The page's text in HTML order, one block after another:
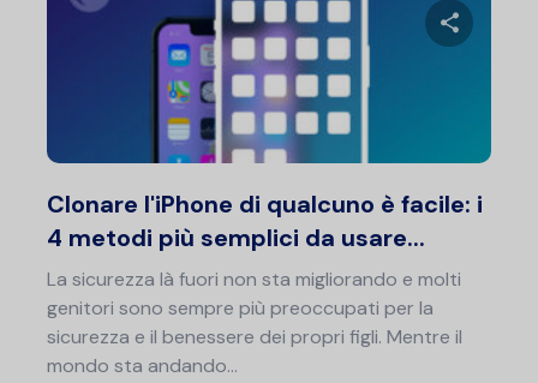
Clonare l'iPhone di qualcuno è facile: i
4 metodi più semplici da usare...
La sicurezza là fuori non sta migliorando e molti
genitori sono sempre più preoccupati per la
sicurezza e il benessere dei propri figli. Mentre il
mondo sta andando...